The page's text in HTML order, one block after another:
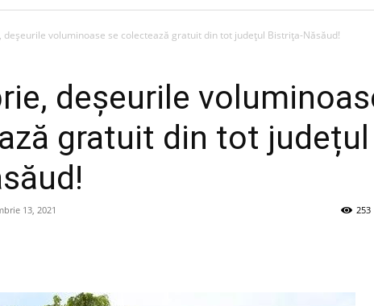
deșeurile voluminoase se colectează gratuit din tot județul Bistrița-Năsăud!
deșeurile
gratuit din tot județul
13, 2021 253